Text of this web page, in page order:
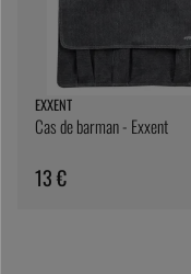
EXXENT
Cas de barman - Exxent
13 €